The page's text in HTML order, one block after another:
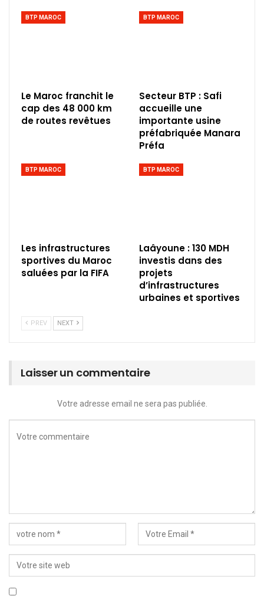
BTP MAROC
Le Maroc franchit le
cap des 48 000 km
de routes revêtues
BTP MAROC
Secteur BTP : Safi
accueille une
importante usine
préfabriquée Manara
Préfa
BTP MAROC
Les infrastructures
sportives du Maroc
saluées par la FIFA
BTP MAROC
Laâyoune : 130 MDH
investis dans des
projets
d’infrastructures
urbaines et sportives
PREV NEXT
Laisser un commentaire
Votre adresse email ne sera pas publiée.